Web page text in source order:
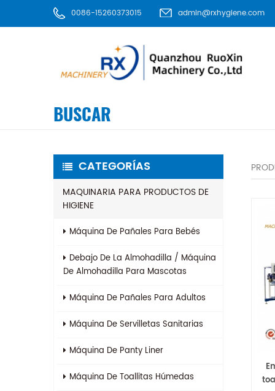
0086-15260373015 admin@rxhygiene.com
BUSCAR
CATEGORÍAS
MAQUINARIA PARA PRODUCTOS DE
HIGIENE
Máquina De Pañales Para Bebés
Debajo De La Almohadilla / Máquina
De Almohadilla Para Mascotas
Máquina De Pañales Para Adultos
Máquina De Servilletas Sanitarias
Máquina De Panty Liner
Máquina De Toallitas Húmedas